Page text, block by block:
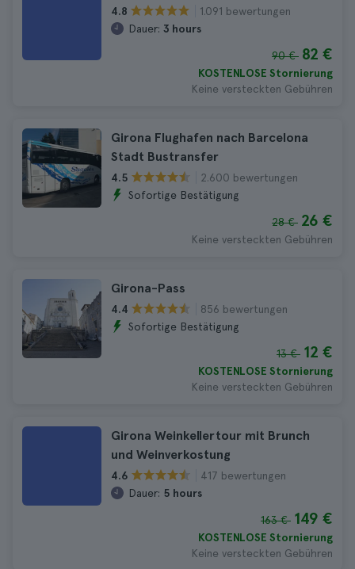
4.8
1.091 bewertungen
Dauer: 3 hours
90 € 82 €
KOSTENLOSE Stornierung
Keine versteckten Gebühren
Girona Flughafen nach Barcelona
Stadt Bustransfer
4.5
2.600 bewertungen
Sofortige Bestätigung
28 € 26 €
Keine versteckten Gebühren
Girona-Pass
4.4
856 bewertungen
Sofortige Bestätigung
13 € 12 €
KOSTENLOSE Stornierung
Keine versteckten Gebühren
Girona Weinkellertour mit Brunch
und Weinverkostung
4.6
417 bewertungen
Dauer: 5 hours
163 € 149 €
KOSTENLOSE Stornierung
Keine versteckten Gebühren